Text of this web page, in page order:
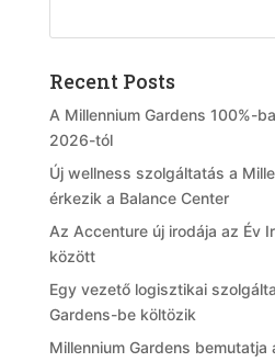
Recent Posts
A Millennium Gardens 100%-
2026-tól
Új wellness szolgáltatás a
érkezik a Balance Center
Az Accenture új irodája az Év
között
Egy vezető logisztikai
Gardens-be költözik
Millennium Gardens